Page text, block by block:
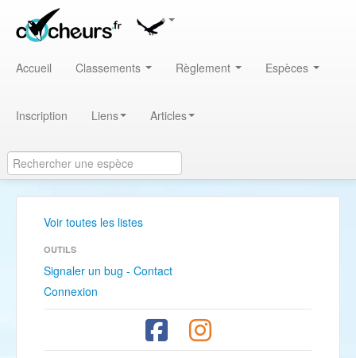
Accueil Classements Règlement Espèces
Inscription Liens Articles
Voir toutes les listes
OUTILS
Signaler un bug - Contact
Connexion